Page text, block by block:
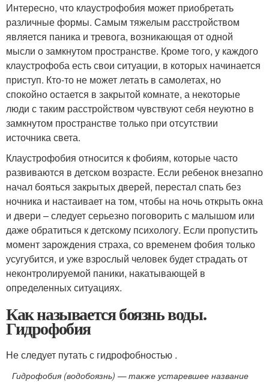
Интересно, что клаустрофобия может приобретать
различные формы. Самым тяжелым расстройством
является паника и тревога, возникающая от одной
мысли о замкнутом пространстве. Кроме того, у каждого
клаустрофоба есть свои ситуации, в которых начинается
приступ. Кто-то не может летать в самолетах, но
спокойно остается в закрытой комнате, а некоторые
люди с таким расстройством чувствуют себя неуютно в
замкнутом пространстве только при отсутствии
источника света.
Клаустрофобия относится к фобиям, которые часто
развиваются в детском возрасте. Если ребенок внезапно
начал бояться закрытых дверей, перестал спать без
ночника и настаивает на том, чтобы на ночь открыть окна
и двери – следует серьезно поговорить с малышом или
даже обратиться к детскому психологу. Если пропустить
момент зарождения страха, со временем фобия только
усугубится, и уже взрослый человек будет страдать от
неконтролируемой паники, накатывающей в
определенных ситуациях.
Как называется боязнь воды.
Гидрофобия
Не следует путать с гидрофобностью .
Гидрофобия (водобоязнь) — также устаревшее название